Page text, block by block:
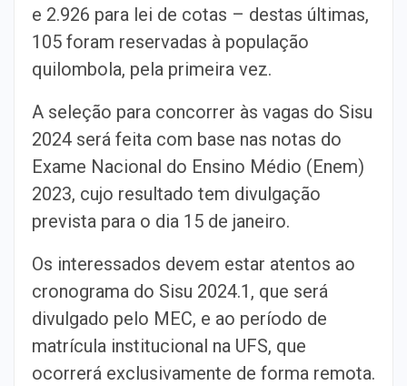
e 2.926 para lei de cotas – destas últimas,
105 foram reservadas à população
quilombola, pela primeira vez.
A seleção para concorrer às vagas do Sisu
2024 será feita com base nas notas do
Exame Nacional do Ensino Médio (Enem)
2023, cujo resultado tem divulgação
prevista para o dia 15 de janeiro.
Os interessados devem estar atentos ao
cronograma do Sisu 2024.1, que será
divulgado pelo MEC, e ao período de
matrícula institucional na UFS, que
ocorrerá exclusivamente de forma remota.